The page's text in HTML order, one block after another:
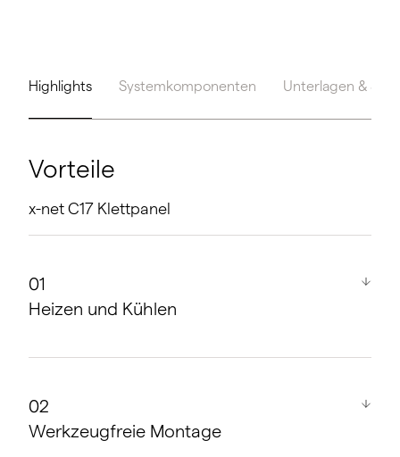
Highlights Systemkomponenten Unterlagen &
Vorteile
x-net C17 Klettpanel
Heizen und Kühlen
Werkzeugfreie Montage